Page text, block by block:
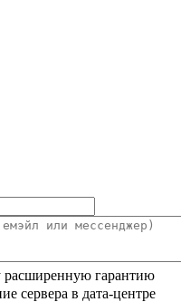
расширенную гарантию
сервера в дата-центре